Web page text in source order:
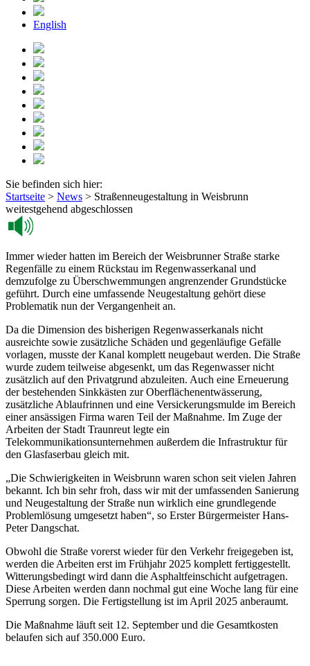
English
Sie befinden sich hier:
Startseite > News > Straßenneugestaltung in Weisbrunn
weitestgehend abgeschlossen
Immer wieder hatten im Bereich der Weisbrunner Straße starke
Regenfälle zu einem Rückstau im Regenwasserkanal und
demzufolge zu Überschwemmungen angrenzender Grundstücke
geführt. Durch eine umfassende Neugestaltung gehört diese
Problematik nun der Vergangenheit an.
Da die Dimension des bisherigen Regenwasserkanals nicht
ausreichte sowie zusätzliche Schäden und gegenläufige Gefälle
vorlagen, musste der Kanal komplett neugebaut werden. Die Straße
wurde zudem teilweise abgesenkt, um das Regenwasser nicht
zusätzlich auf den Privatgrund abzuleiten. Auch eine Erneuerung
der bestehenden Sinkkästen zur Oberflächenentwässerung,
zusätzliche Ablaufrinnen und eine Versickerungsmulde im Bereich
einer ansässigen Firma waren Teil der Maßnahme. Im Zuge der
Arbeiten der Stadt Traunreut legte ein
Telekommunikationsunternehmen außerdem die Infrastruktur für
den Glasfaserbau gleich mit.
„Die Schwierigkeiten in Weisbrunn waren schon seit vielen Jahren
bekannt. Ich bin sehr froh, dass wir mit der umfassenden Sanierung
und Neugestaltung der Straße nun wirklich eine grundlegende
Problemlösung umgesetzt haben“, so Erster Bürgermeister Hans-
Peter Dangschat.
Obwohl die Straße vorerst wieder für den Verkehr freigegeben ist,
werden die Arbeiten erst im Frühjahr 2025 komplett fertiggestellt.
Witterungsbedingt wird dann die Asphaltfeinschicht aufgetragen.
Diese Arbeiten werden dann nochmal gut eine Woche lang für eine
Sperrung sorgen. Die Fertigstellung ist im April 2025 anberaumt.
Die Maßnahme läuft seit 12. September und die Gesamtkosten
belaufen sich auf 350.000 Euro.